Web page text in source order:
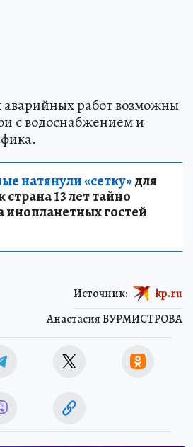
аварийных работ возможны
с водоснабжением и
натянули «сетку»для
13 лет тайно
инопланетных гостей
Анастасия БУРМИСТРОВА
Источник: kp.ru